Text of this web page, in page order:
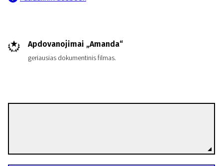
Apdovanojimai „Amanda“
geriausias dokumentinis filmas.